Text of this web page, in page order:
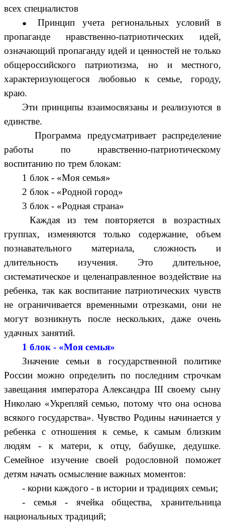
всех специалистов
Принцип учета региональных условий в
пропаганде нравственно-патриотических идей,
означающий пропаганду идей и ценностей не только
общероссийского патриотизма, но и местного,
характеризующегося любовью к семье, городу,
краю.
Эти принципы взаимосвязаны и реализуются в
единстве.
Программа предусматривает распределение
работы по нравственно-патриотическому
воспитанию по трем блокам:
1 блок - «Моя семья»
2 блок - «Родной город»
3 блок - «Родная страна»
Каждая из тем повторяется в возрастных
группах, изменяются только содержание, объем
познавательного материала, сложность и
длительность изучения. Это длительное,
систематическое и целенаправленное воздействие на
ребенка, так как воспитание патриотических чувств
не ограничивается временными отрезками, они не
могут возникнуть после нескольких, даже очень
удачных занятий.
1 блок - «Моя семья»
Значение семьи в государственной политике
России можно определить по последним строчкам
завещания императора Александра III своему сыну
Николаю «Укрепляй семью, потому что она основа
всякого государства». Чувство Родины начинается у
ребенка с отношения к семье, к самым близким
людям - к матери, к отцу, бабушке, дедушке.
Семейное изучение своей родословной поможет
детям начать осмысление важных моментов:
- корни каждого - в истории и традициях семьи;
- семья - ячейка общества, хранительница
национальных традиций;